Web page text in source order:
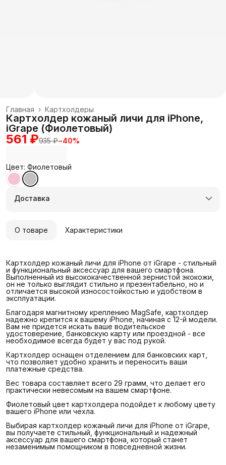
Картхолдеры
Главная ›
Картхолдер кожаный личи для iPhone,
iGrape (Фиолетовый)
561 ₽935 ₽−40%
Цвет: Фиолетовый
Доставка
О товаре Характеристики
Картхолдер кожаный личи для iPhone от iGrape - стильный
и функциональный аксессуар для вашего смартфона.
Выполненный из высококачественной зернистой экокожи,
он не только выглядит стильно и презентабельно, но и
отличается высокой износостойкостью и удобством в
эксплуатации.
Благодаря магнитному креплению MagSafe, картхолдер
надежно крепится к вашему iPhone, начиная с 12-й модели.
Вам не придется искать ваше водительское
удостоверение, банковскую карту или проездной - все
необходимое всегда будет у вас под рукой.
Картхолдер оснащен отделением для банковских карт,
что позволяет удобно хранить и переносить ваши
платежные средства.
Вес товара составляет всего 29 грамм, что делает его
практически невесомым на вашем смартфоне.
Фиолетовый цвет картхолдера подойдет к любому цвету
вашего iPhone или чехла.
Выбирая картхолдер кожаный личи для iPhone от iGrape,
вы получаете стильный, функциональный и надежный
аксессуар для вашего смартфона, который станет
незаменимым помощником в повседневной жизни.